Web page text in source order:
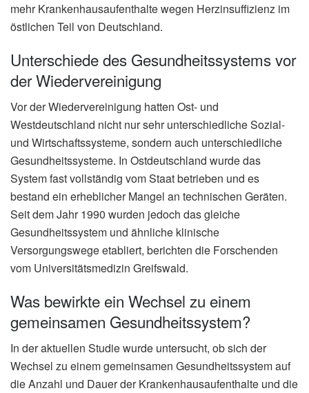
mehr Krankenhausaufenthalte wegen Herzinsuffizienz im
östlichen Teil von Deutschland.
Unterschiede des Gesundheitssystems vor
der Wiedervereinigung
Vor der Wiedervereinigung hatten Ost- und
Westdeutschland nicht nur sehr unterschiedliche Sozial-
und Wirtschaftssysteme, sondern auch unterschiedliche
Gesundheitssysteme. In Ostdeutschland wurde das
System fast vollständig vom Staat betrieben und es
bestand ein erheblicher Mangel an technischen Geräten.
Seit dem Jahr 1990 wurden jedoch das gleiche
Gesundheitssystem und ähnliche klinische
Versorgungswege etabliert, berichten die Forschenden
vom Universitätsmedizin Greifswald.
Was bewirkte ein Wechsel zu einem
gemeinsamen Gesundheitssystem?
In der aktuellen Studie wurde untersucht, ob sich der
Wechsel zu einem gemeinsamen Gesundheitssystem auf
die Anzahl und Dauer der Krankenhausaufenthalte und die